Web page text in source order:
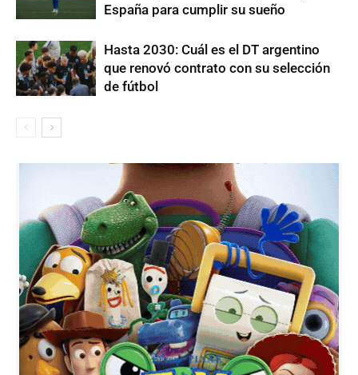
España para cumplir su sueño
Hasta 2030: Cuál es el DT argentino
que renovó contrato con su selección
de fútbol